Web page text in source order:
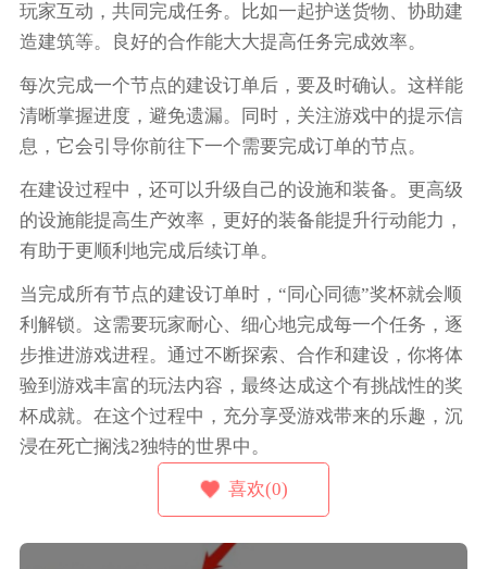
玩家互动，共同完成任务。比如一起护送货物、协助建
造建筑等。良好的合作能大大提高任务完成效率。
每次完成一个节点的建设订单后，要及时确认。这样能
清晰掌握进度，避免遗漏。同时，关注游戏中的提示信
息，它会引导你前往下一个需要完成订单的节点。
在建设过程中，还可以升级自己的设施和装备。更高级
的设施能提高生产效率，更好的装备能提升行动能力，
有助于更顺利地完成后续订单。
当完成所有节点的建设订单时，“同心同德”奖杯就会顺
利解锁。这需要玩家耐心、细心地完成每一个任务，逐
步推进游戏进程。通过不断探索、合作和建设，你将体
验到游戏丰富的玩法内容，最终达成这个有挑战性的奖
杯成就。在这个过程中，充分享受游戏带来的乐趣，沉
浸在死亡搁浅2独特的世界中。
喜欢(0)